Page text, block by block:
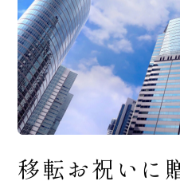
移転お祝いに